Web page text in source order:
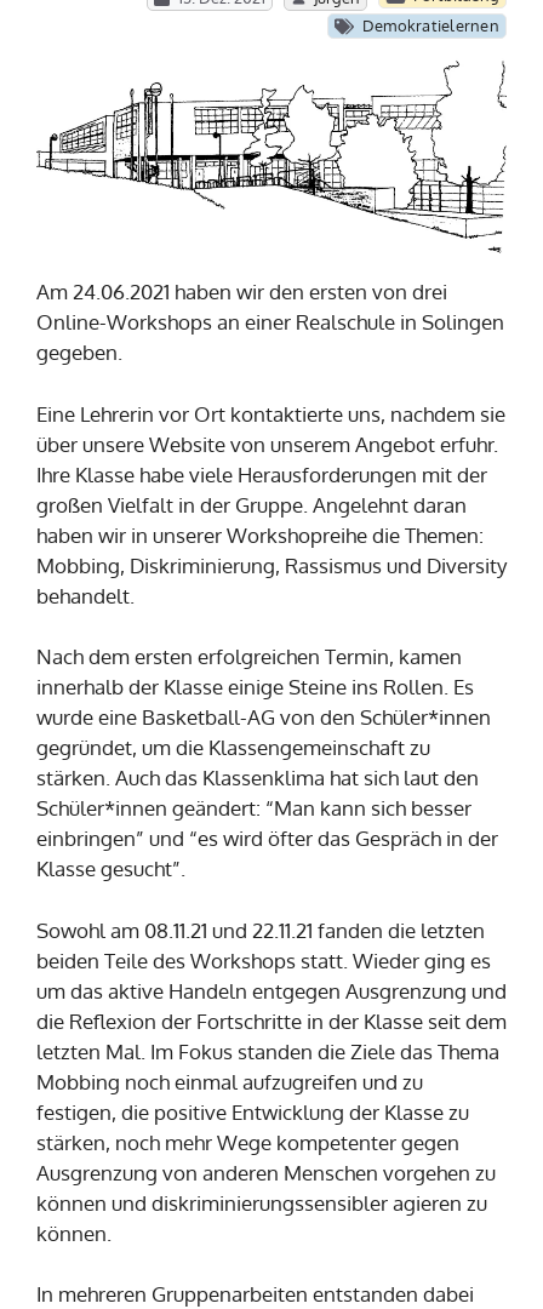
Demokratielernen
Am 24.06.2021 haben wir den ersten von drei
Online-Workshops an einer Realschule in Solingen
gegeben.
Eine Lehrerin vor Ort kontaktierte uns, nachdem sie
über unsere Website von unserem Angebot erfuhr.
Ihre Klasse habe viele Herausforderungen mit der
großen Vielfalt in der Gruppe. Angelehnt daran
haben wir in unserer Workshopreihe die Themen:
Mobbing, Diskriminierung, Rassismus und Diversity
behandelt.
Nach dem ersten erfolgreichen Termin, kamen
innerhalb der Klasse einige Steine ins Rollen. Es
wurde eine Basketball-AG von den Schüler*innen
gegründet, um die Klassengemeinschaft zu
stärken. Auch das Klassenklima hat sich laut den
Schüler*innen geändert: “Man kann sich besser
einbringen” und “es wird öfter das Gespräch in der
Klasse gesucht”.
Sowohl am 08.11.21 und 22.11.21 fanden die letzten
beiden Teile des Workshops statt. Wieder ging es
um das aktive Handeln entgegen Ausgrenzung und
die Reflexion der Fortschritte in der Klasse seit dem
letzten Mal. Im Fokus standen die Ziele das Thema
Mobbing noch einmal aufzugreifen und zu
festigen, die positive Entwicklung der Klasse zu
stärken, noch mehr Wege kompetenter gegen
Ausgrenzung von anderen Menschen vorgehen zu
können und diskriminierungssensibler agieren zu
können.
In mehreren Gruppenarbeiten entstanden dabei